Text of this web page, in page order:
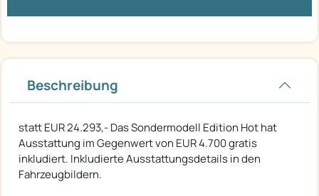
Beschreibung
statt EUR 24.293,- Das Sondermodell Edition Hot hat
Ausstattung im Gegenwert von EUR 4.700 gratis
inkludiert. Inkludierte Ausstattungsdetails in den
Fahrzeugbildern.